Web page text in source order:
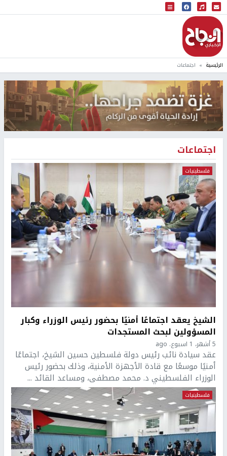
البث المباشر
إذاعة النجاح
الرئيسية اجتماعات
اجتماعات
فلسطينيات
الشيخ يعقد اجتماعًا أمنيًا بحضور رئيس الوزراء وكبار
المسؤولين لبحث المستجدات
5 أشهر، 1 اسبوع. ago
عقد سيادة نائب رئيس دولة فلسطين حسين الشيخ، اجتماعًا
أمنيًا موسعًا مع قادة الأجهزة الأمنية، وذلك بحضور رئيس
الوزراء الفلسطيني د. محمد مصطفى، ومساعد القائد ...
فلسطينيات